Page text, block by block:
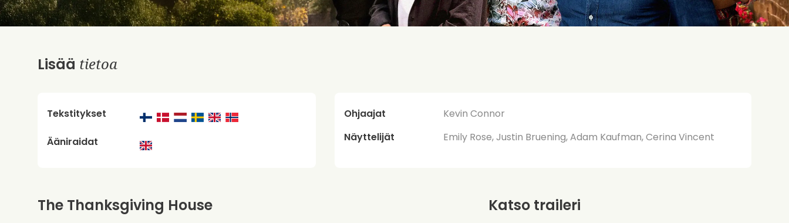
Lisää tietoa
Tekstitykset
Ääniraidat
Ohjaajat
Kevin Connor
Näyttelijät
Emily Rose, Justin Bruening, Adam Kaufman, Cerina Vincent
The Thanksgiving House Katso traileri